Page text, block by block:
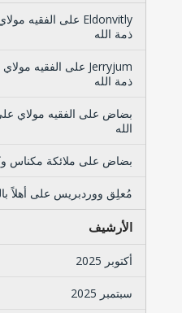
Eldonvitly على الفقيه
ذمة الله
Jerryjum على الفقيه
ذمة الله
بضاض على الفقيه مولاي
الله
بضاض على ملائكة مكناس
مُعلِق ووردبريس على أهلاً
الأرشيف
أكتوبر 2025
سبتمبر 2025